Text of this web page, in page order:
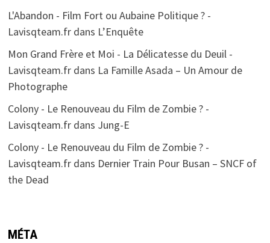
L'Abandon - Film Fort ou Aubaine Politique ? -
Lavisqteam.frdans L’Enquête
Mon Grand Frère et Moi - La Délicatesse du Deuil -
Lavisqteam.frdans La Famille Asada – Un Amour de
Photographe
Colony - Le Renouveau du Film de Zombie ? -
Lavisqteam.frdans Jung-E
Colony - Le Renouveau du Film de Zombie ? -
Lavisqteam.frdans Dernier Train Pour Busan – SNCF of
the Dead
MÉTA